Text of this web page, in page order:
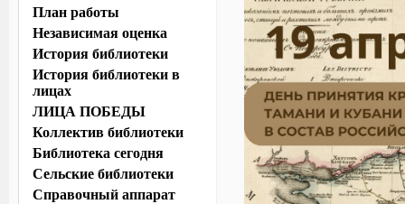
План работы
Независимая оценка
История библиотеки
История библиотеки в
лицах
ЛИЦА ПОБЕДЫ
Коллектив библиотеки
Библиотека сегодня
Сельские библиотеки
Справочный аппарат